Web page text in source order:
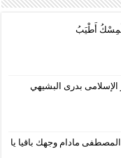
أَطْيَبُ
بدرى البشيهي
مادام وجهك باقيا يا